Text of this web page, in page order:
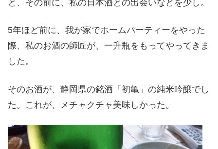
と、その前に、私の日本酒との出会いなどを少し。
5年ほど前に、我が家でホームパーティーをやった
際、私のお酒の師匠が、一升瓶をもってやってきま
した。
そのお酒が、静岡県の銘酒「初亀」の純米吟醸でし
た。これが、メチャクチャ美味しかった。